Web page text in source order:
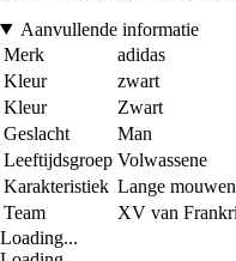
Aanvullende informatie
Merk
adidas
Kleur
zwart
Kleur
Zwart
Geslacht
Man
Leeftijdsgroep Volwassene
Karakteristiek Lange mouwen
Team
XV van
Loading...